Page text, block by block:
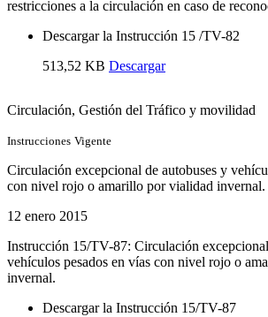
restricciones a la circulación en caso de
Descargar la Instrucción 15 /TV-82
513,52 KB Descargar
Circulación, Gestión del Tráfico y movilidad
Instrucciones Vigente
Circulación excepcional de autobuses y
con nivel rojo o amarillo por vialidad invernal.
12 enero 2015
Instrucción 15/TV-87: Circulación
vehículos pesados en vías con nivel rojo o
invernal.
Descargar la Instrucción 15/TV-87